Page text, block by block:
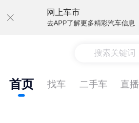
网上车市
去APP了解更多精彩汽车信息
搜索关键词
首页 找车 二手车 直播